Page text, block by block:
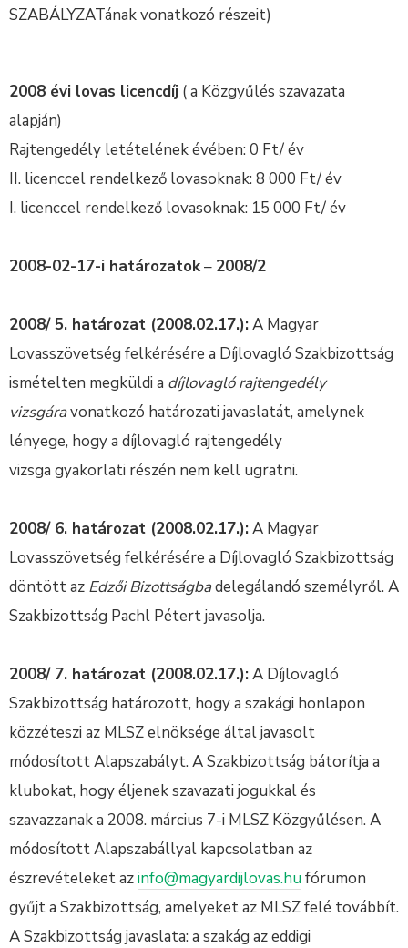
SZABÁLYZATának vonatkozó részeit)
2008 évi lovas licencdíj ( a Közgyűlés szavazata
alapján)
Rajtengedély letételének évében: 0 Ft/ év
II. licenccel rendelkező lovasoknak: 8 000 Ft/ év
I. licenccel rendelkező lovasoknak: 15 000 Ft/ év
2008-02-17-i határozatok– 2008/2
2008/ 5. határozat (2008.02.17.):A Magyar
Lovasszövetség felkérésére a Díjlovagló Szakbizottság
ismételten megküldi a díjlovagló rajtengedély
vizsgáravonatkozó határozati javaslatát, amelynek
lényege, hogy a díjlovagló rajtengedély
vizsga gyakorlati részén nem kell ugratni.
2008/ 6. határozat (2008.02.17.):A Magyar
Lovasszövetség felkérésére a Díjlovagló Szakbizottság
döntött az Edzői Bizottságbadelegálandó személyről. A
Szakbizottság Pachl Pétert javasolja.
2008/ 7. határozat (2008.02.17.):A Díjlovagló
Szakbizottság határozott, hogy a szakági honlapon
közzéteszi az MLSZ elnöksége által javasolt
módosított Alapszabályt. A Szakbizottság bátorítja a
klubokat, hogy éljenek szavazati jogukkal és
szavazzanak a 2008. március 7-i MLSZ Közgyűlésen. A
módosított Alapszabállyal kapcsolatban az
észrevételeket azinfo@magyardijlovas.hufórumon
gyűjt a Szakbizottság, amelyeket az MLSZ felé továbbít.
A Szakbizottság javaslata: a szakág az eddigi